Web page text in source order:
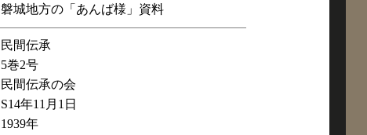
磐城地方の「あんば様」資料
民間伝承
5巻2号
民間伝承の会
S14年11月1日
1939年